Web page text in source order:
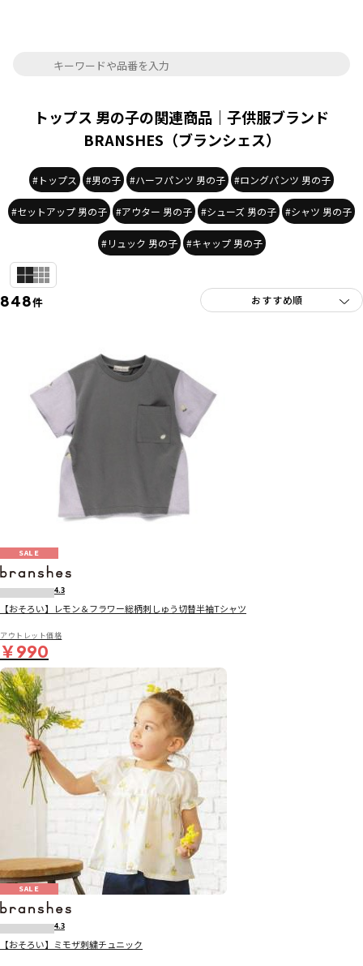
トップス 男の子の関連商品｜子供服ブランド
BRANSHES（ブランシェス）
#トップス #男の子 #ハーフパンツ 男の子 #ロングパンツ 男の子
#セットアップ 男の子 #アウター 男の子 #シューズ 男の子 #シャツ 男の子
#リュック 男の子 #キャップ 男の子
848件
SALE
4.3
【おそろい】レモン＆フラワー総柄刺しゅう切替半袖Tシャツ
アウトレット価格
￥990
SALE
4.3
【おそろい】ミモザ刺繍チュニック